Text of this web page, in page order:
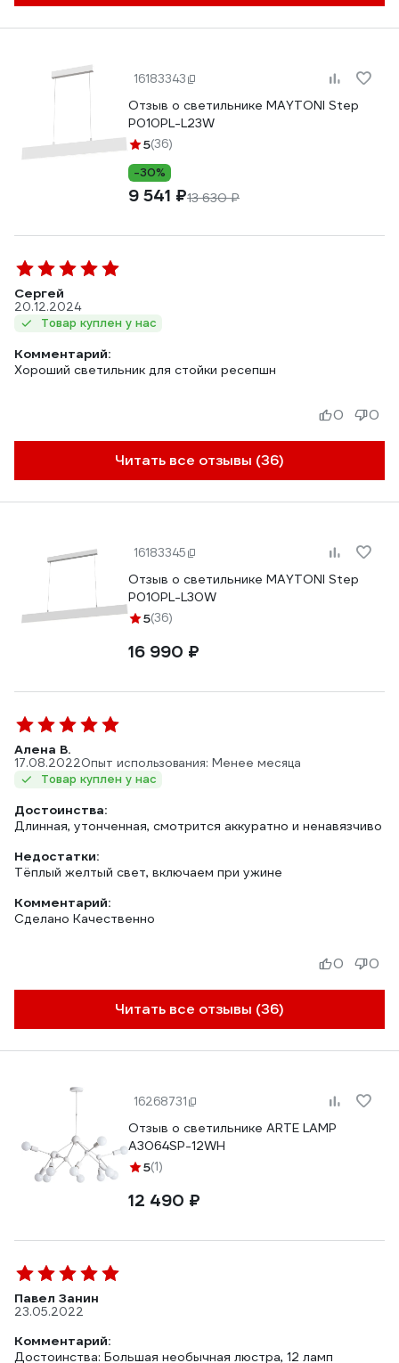
16183343
Отзыв о светильнике MAYTONI Step
P010PL-L23W
5(36)
-30%
9 541 ₽13 630 ₽
Сергей
20.12.2024
Товар куплен у нас
Комментарий:
Хороший светильник для стойки ресепшн
Читать все отзывы (36)
0 0
16183345
Отзыв о светильнике MAYTONI Step
P010PL-L30W
5(36)
16 990 ₽
Алена В.
17.08.2022Опыт использования: Менее месяца
Товар куплен у нас
Достоинства:
Длинная, утонченная, смотрится аккуратно и ненавязчиво
Недостатки:
Тёплый желтый свет, включаем при ужине
Комментарий:
Сделано Качественно
Читать все отзывы (36)
0 0
16268731
Отзыв о светильнике ARTE LAMP
A3064SP-12WH
5(1)
12 490 ₽
Павел Занин
23.05.2022
Комментарий:
Достоинства: Большая необычная люстра, 12 ламп